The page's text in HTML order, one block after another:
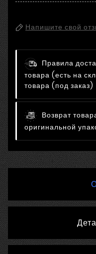
Напишите свой
Правила
товара (есть на
товара (под заказ)
Возврат
оригинальной